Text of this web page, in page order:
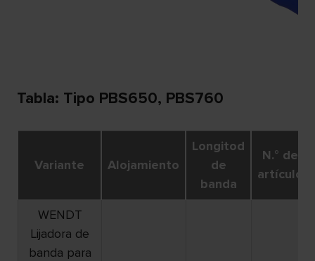
Tabla: Tipo PBS650, PBS760
Variante Alojamiento
Longitod
de
banda
N.° de
artículo
WENDT
Lijadora de
banda para